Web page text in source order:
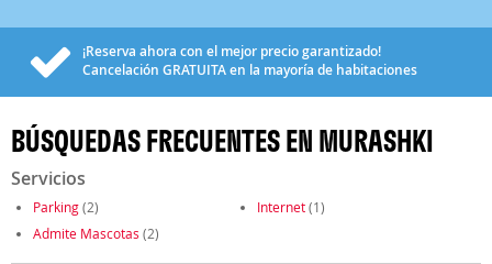
¡Reserva ahora con el mejor precio garantizado!
Cancelación GRATUITAen la mayoría de habitaciones
BÚSQUEDAS FRECUENTES EN MURASHKI
Servicios
Parking(2) Internet(1)
Admite Mascotas (2)